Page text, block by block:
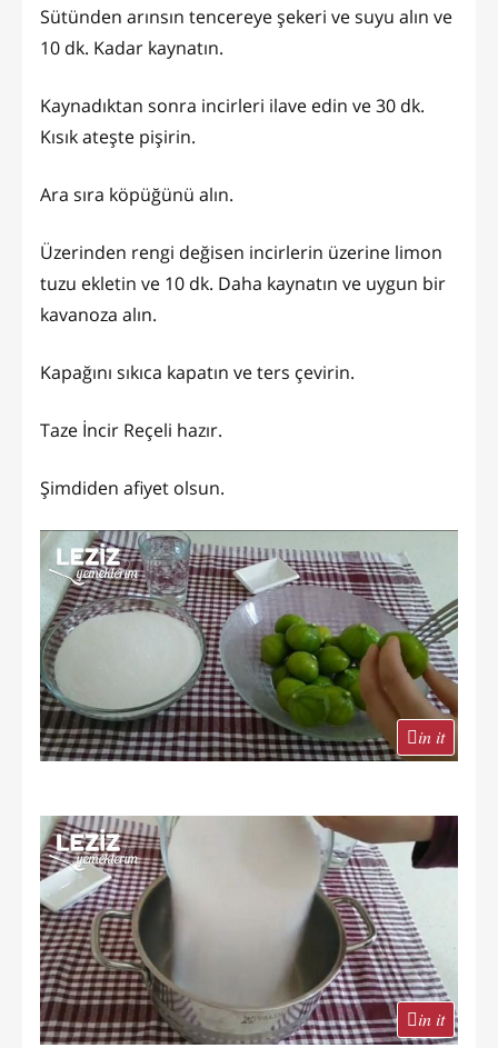
Sütünden arınsın tencereye şekeri ve suyu alın ve
10 dk. Kadar kaynatın.
Kaynadıktan sonra incirleri ilave edin ve 30 dk.
Kısık ateşte pişirin.
Ara sıra köpüğünü alın.
Üzerinden rengi değisen incirlerin üzerine limon
tuzu ekletin ve 10 dk. Daha kaynatın ve uygun bir
kavanoza alın.
Kapağını sıkıca kapatın ve ters çevirin.
Taze İncir Reçeli hazır.
Şimdiden afiyet olsun.
in it
in it